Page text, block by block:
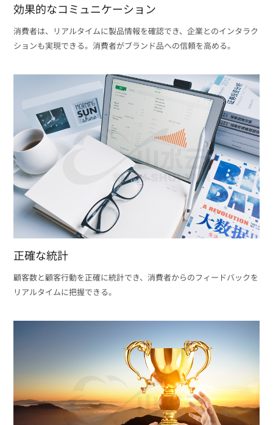
効果的なコミュニケーション
消費者は、リアルタイムに製品情報を確認でき、企業とのインタラク
ションも実現できる。消費者がブランド品への信頼を高める。
正確な統計
顧客数と顧客行動を正確に統計でき、消費者からのフィードバックを
リアルタイムに把握できる。